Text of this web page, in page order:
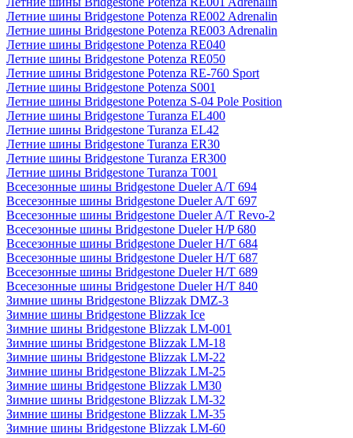
Летние шины Bridgestone Potenza RE002 Adrenalin
Летние шины Bridgestone Potenza RE003 Adrenalin
Летние шины Bridgestone Potenza RE040
Летние шины Bridgestone Potenza RE050
Летние шины Bridgestone Potenza RE-760 Sport
Летние шины Bridgestone Potenza S001
Летние шины Bridgestone Potenza S-04 Pole Position
Летние шины Bridgestone Turanza EL400
Летние шины Bridgestone Turanza EL42
Летние шины Bridgestone Turanza ER30
Летние шины Bridgestone Turanza ER300
Летние шины Bridgestone Turanza T001
Всесезонные шины Bridgestone Dueler A/T 694
Всесезонные шины Bridgestone Dueler A/T 697
Всесезонные шины Bridgestone Dueler A/T Revo-2
Всесезонные шины Bridgestone Dueler H/P 680
Всесезонные шины Bridgestone Dueler H/T 684
Всесезонные шины Bridgestone Dueler H/T 687
Всесезонные шины Bridgestone Dueler H/T 689
Всесезонные шины Bridgestone Dueler H/T 840
Зимние шины Bridgestone Blizzak DMZ-3
Зимние шины Bridgestone Blizzak Ice
Зимние шины Bridgestone Blizzak LM-001
Зимние шины Bridgestone Blizzak LM-18
Зимние шины Bridgestone Blizzak LM-22
Зимние шины Bridgestone Blizzak LM-25
Зимние шины Bridgestone Blizzak LM30
Зимние шины Bridgestone Blizzak LM-32
Зимние шины Bridgestone Blizzak LM-35
Зимние шины Bridgestone Blizzak LM-60